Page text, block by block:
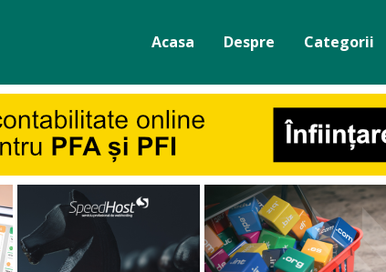
Acasa Despre Categorii